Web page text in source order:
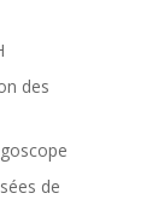
des
de